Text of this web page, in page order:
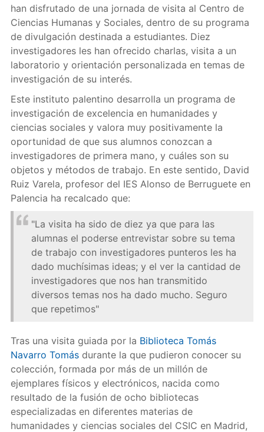
han disfrutado de una jornada de visita al Centro de
Ciencias Humanas y Sociales, dentro de su programa
de divulgación destinada a estudiantes. Diez
investigadores les han ofrecido charlas, visita a un
laboratorio y orientación personalizada en temas de
investigación de su interés.
Este instituto palentino desarrolla un programa de
investigación de excelencia en humanidades y
ciencias sociales y valora muy positivamente la
oportunidad de que sus alumnos conozcan a
investigadores de primera mano, y cuáles son su
objetos y métodos de trabajo. En este sentido, David
Ruiz Varela, profesor del IES Alonso de Berruguete en
Palencia ha recalcado que:
"La visita ha sido de diez ya que para las
alumnas el poderse entrevistar sobre su tema
de trabajo con investigadores punteros les ha
dado muchísimas ideas; y el ver la cantidad de
investigadores que nos han transmitido
diversos temas nos ha dado mucho. Seguro
que repetimos"
Tras una visita guiada por la Biblioteca Tomás
Navarro Tomásdurante la que pudieron conocer su
colección, formada por más de un millón de
ejemplares físicos y electrónicos, nacida como
resultado de la fusión de ocho bibliotecas
especializadas en diferentes materias de
humanidades y ciencias sociales del CSIC en Madrid,